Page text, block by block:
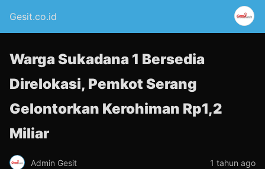
Gesit.co.id
Warga Sukadana 1 Bersedia
Direlokasi, Pemkot Serang
Gelontorkan Kerohiman Rp1,2
Miliar
Admin Gesit 1 tahun ago